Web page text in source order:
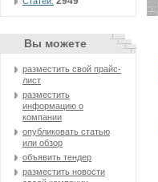
Вы можете
разместить свой прайс-
лист
разместить
информацию о
компании
опубликовать статью
или обзор
объявить тендер
разместить новости